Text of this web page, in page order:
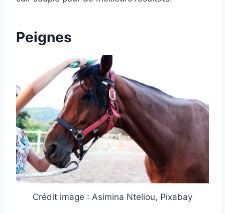
Peignes
Crédit image : Asimina Nteliou, Pixabay